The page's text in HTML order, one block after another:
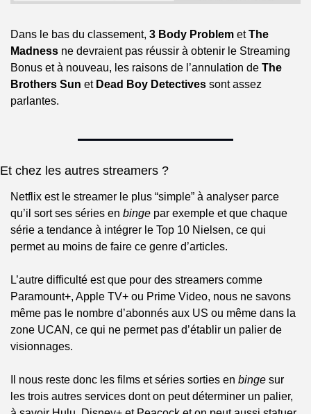
Dans le bas du classement, 3 Body Problem et The
Madness ne devraient pas réussir à obtenir le Streaming
Bonus et à nouveau, les raisons de l’annulation de The
Brothers Sun et Dead Boy Detectives sont assez
parlantes.
Et chez les autres streamers ?
Netflix est le streamer le plus “simple” à analyser parce
qu’il sort ses séries en binge par exemple et que chaque
série a tendance à intégrer le Top 10 Nielsen, ce qui
permet au moins de faire ce genre d’articles.
L’autre difficulté est que pour des streamers comme
Paramount+, Apple TV+ ou Prime Video, nous ne savons
même pas le nombre d’abonnés aux US ou même dans la
zone UCAN, ce qui ne permet pas d’établir un palier de
visionnages.
Il nous reste donc les films et séries sorties en binge sur
les trois autres services dont on peut déterminer un palier,